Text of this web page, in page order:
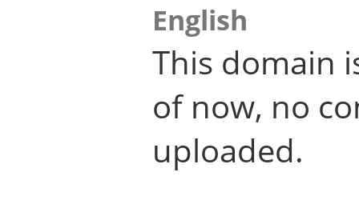
English
This domain
of now, no
uploaded.